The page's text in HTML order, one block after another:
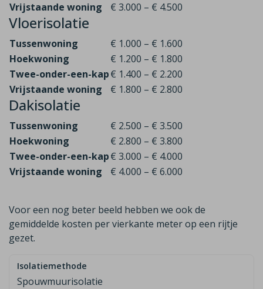
Vrijstaande woning
€ 3.000 – € 4.500
Vloerisolatie
Tussenwoning
€ 1.000 – € 1.600
Hoekwoning
€ 1.200 – € 1.800
Twee-onder-een-kap€ 1.400 – € 2.200
Vrijstaande woning
€ 1.800 – € 2.800
Dakisolatie
Tussenwoning
€ 2.500 – € 3.500
Hoekwoning
€ 2.800 – € 3.800
Twee-onder-een-kap€ 3.000 – € 4.000
Vrijstaande woning
€ 4.000 – € 6.000
Voor een nog beter beeld hebben we ook de
gemiddelde kosten per vierkante meter op een rijtje
gezet.
Spouwmuurisolatie